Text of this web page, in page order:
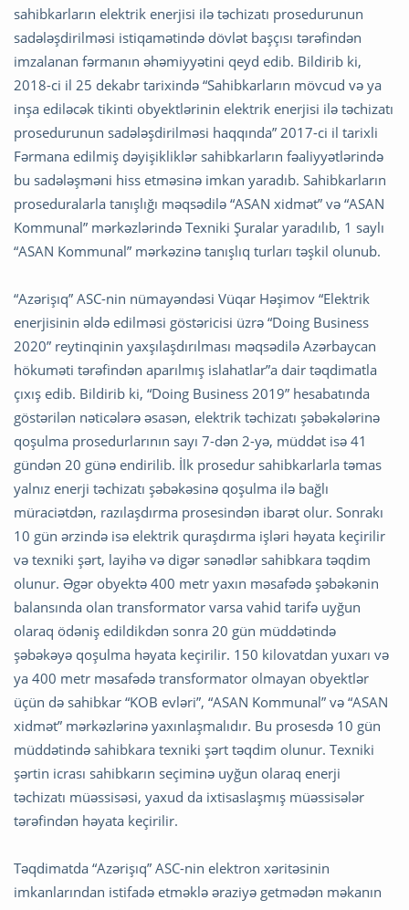
sahibkarların elektrik enerjisi ilə təchizatı prosedurunun
sadələşdirilməsi istiqamətində dövlət başçısı tərəfindən
imzalanan fərmanın əhəmiyyətini qeyd edib. Bildirib ki,
2018-ci il 25 dekabr tarixində “Sahibkarların mövcud və ya
inşa ediləcək tikinti obyektlərinin elektrik enerjisi ilə təchizatı
prosedurunun sadələşdirilməsi haqqında” 2017-ci il tarixli
Fərmana edilmiş dəyişikliklər sahibkarların fəaliyyətlərində
bu sadələşməni hiss etməsinə imkan yaradıb. Sahibkarların
proseduralarla tanışlığı məqsədilə “ASAN xidmət” və “ASAN
Kommunal” mərkəzlərində Texniki Şuralar yaradılıb, 1 saylı
“ASAN Kommunal” mərkəzinə tanışlıq turları təşkil olunub.
“Azərişıq” ASC-nin nümayəndəsi Vüqar Həşimov “Elektrik
enerjisinin əldə edilməsi göstəricisi üzrə “Doing Business
2020” reytinqinin yaxşılaşdırılması məqsədilə Azərbaycan
hökuməti tərəfindən aparılmış islahatlar”a dair təqdimatla
çıxış edib. Bildirib ki, “Doing Business 2019” hesabatında
göstərilən nəticələrə əsasən, elektrik təchizatı şəbəkələrinə
qoşulma prosedurlarının sayı 7-dən 2-yə, müddət isə 41
gündən 20 günə endirilib. İlk prosedur sahibkarlarla təmas
yalnız enerji təchizatı şəbəkəsinə qoşulma ilə bağlı
müraciətdən, razılaşdırma prosesindən ibarət olur. Sonrakı
10 gün ərzində isə elektrik quraşdırma işləri həyata keçirilir
və texniki şərt, layihə və digər sənədlər sahibkara təqdim
olunur. Əgər obyektə 400 metr yaxın məsafədə şəbəkənin
balansında olan transformator varsa vahid tarifə uyğun
olaraq ödəniş edildikdən sonra 20 gün müddətində
şəbəkəyə qoşulma həyata keçirilir. 150 kilovatdan yuxarı və
ya 400 metr məsafədə transformator olmayan obyektlər
üçün də sahibkar “KOB evləri”, “ASAN Kommunal” və “ASAN
xidmət” mərkəzlərinə yaxınlaşmalıdır. Bu prosesdə 10 gün
müddətində sahibkara texniki şərt təqdim olunur. Texniki
şərtin icrası sahibkarın seçiminə uyğun olaraq enerji
təchizatı müəssisəsi, yaxud da ixtisaslaşmış müəssisələr
tərəfindən həyata keçirilir.
Təqdimatda “Azərişıq” ASC-nin elektron xəritəsinin
imkanlarından istifadə etməklə əraziyə getmədən məkanın